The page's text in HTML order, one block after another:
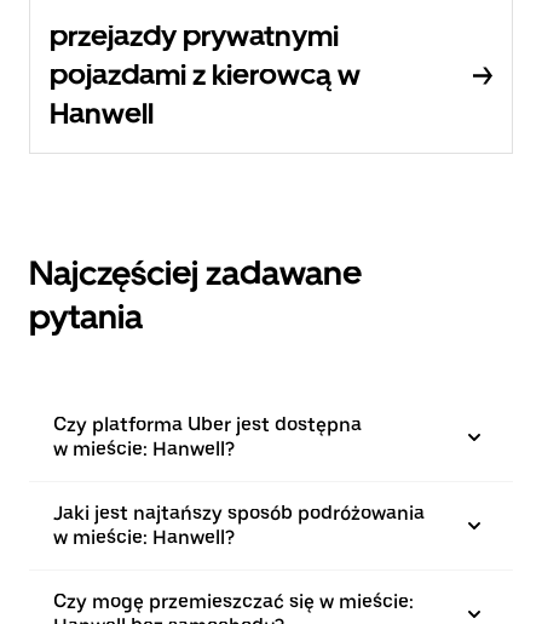
przejazdy prywatnymi
pojazdami z kierowcą w
Hanwell
Najczęściej zadawane
pytania
Czy platforma Uber jest dostępna
w mieście: Hanwell?
Jaki jest najtańszy sposób podróżowania
w mieście: Hanwell?
Czy mogę przemieszczać się w mieście: